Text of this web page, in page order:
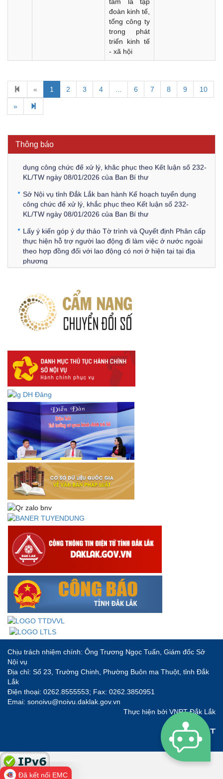
đoàn kinh tế,
tổng công ty
trong phát
triển kinh tế
- xã hội
« 1 2 3 4 6 7 8 9 10
»
Thông báo
Kế hoạch Kiểm tra, sát hạch để tiếp nhận vào làm công
chức tỉnh Đắk Lắk năm 2026
Thông báo Về việc triệu tập thí sinh tham gia thi tuyển
KL/TW ngày 08/01/2026 của Ban Bí thư
Thông báo Về việc đăng tải các văn bản ôn tập kỳ tuyển
dụng công chức để xử lý, khắc phục theo Kết luận số 232-
KL/TW ngày 08/01/2026 của Ban Bí thư
Sở Nội vụ tỉnh Đắk Lắk ban hành Kế hoạch tuyển dụng
công chức để xử lý, khắc phục theo Kết luận số 232-
KL/TW ngày 08/01/2026 của Ban Bí thư
Lấy ý kiến góp ý dự thảo Tờ trình và Quyết định Phân cấp
thực hiện hỗ trợ người lao động đi làm việc ở nước ngoài
theo hợp đồng đối với lao động có nơi ở hiện tại tại địa
phương
địa bàn tỉnh Đắk Lắk theo trình tự, thủ tục rút gọn trong
xây dựng, ban hành văn bản quy phạm pháp luật
Góp ý dự thảo Thông tư quy định nghiệp vụ lưu trữ tài liệu
lưu trữ số:
Lấy ý kiến dự thảo Quyết định quy phạm pháp luật quy
định về thành lập, tổ chức và hoạt động của tổ chức phối
hợp liên ngành
Thông báo về việc tải biểu mẫu báo cáo kết quả 06 năm
thực hiện Nghị quyết số 18-NQ/TW và Nghị quyết số 19-
NQ/TW
Thư chúc mừng của Bộ trưởng Bộ Nội vụ nhân dịp kỷ
niệm 78 năm Ngày thành lập Bộ Nội vụ, Ngày truyền
thống ngành Tổ chức nhà nước (28/8/1945-28/8/2023)
Thông báo về việc đăng tải Bộ câu hỏi và gợi ý trả lời Hội
thi dân vận khéo năm 2023
Chịu trách nhiệm chính: Ông Trương Ngọc Tuấn, Giám đốc Sở
Nội vụ
Địa chỉ: Số 23, Trường Chinh, Phường Buôn ma Thuột, tỉnh Đắk
Lắk
Điện thoại: 0262.8555553; Fax: 0262.3850951
Emai: sonoivu@noivu.daklak.gov.vn
Thực hiện bởi VNPT Đắk Lắk
Đã kết nối EMC